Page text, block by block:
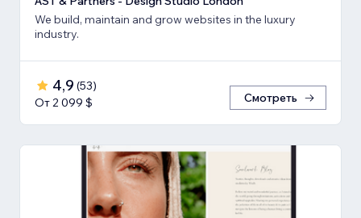
We build, maintain and grow websites in the luxury
industry.
4,9 (53)
От 2 099 $
Смотреть